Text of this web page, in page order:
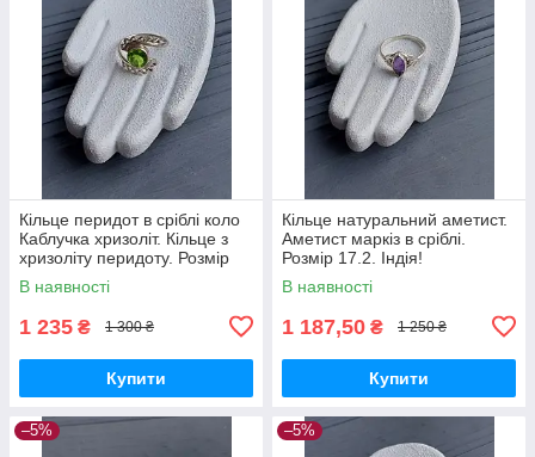
Кільце перидот в сріблі коло
Каблучка хризоліт. Кільце з
хризоліту перидоту. Розмір
16. Індія!
В наявності
1 235 ₴ 1 300 ₴
Купити
Кільце натуральний аметист.
Аметист маркіз в сріблі.
Розмір 17.2. Індія!
В наявності
1 187,50 ₴ 1 250 ₴
Купити
–5% –5%